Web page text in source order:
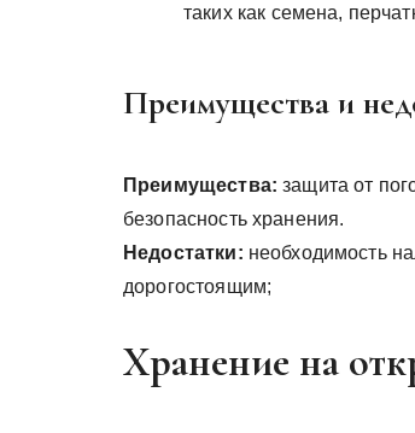
таких как семена,
Преимущества и
Преимущества: защита от
безопасность хранения.
Недостатки: необходимость
дорогостоящим;
Хранение на